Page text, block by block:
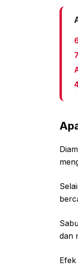
dan